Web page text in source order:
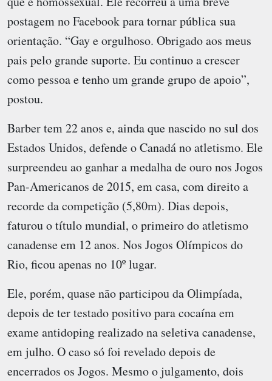
postagem no Facebook para tornar pública sua
orientação. “Gay e orgulhoso. Obrigado aos meus
pais pelo grande suporte. Eu continuo a crescer
como pessoa e tenho um grande grupo de apoio”,
postou.
Barber tem 22 anos e, ainda que nascido no sul dos
Estados Unidos, defende o Canadá no atletismo. Ele
surpreendeu ao ganhar a medalha de ouro nos Jogos
Pan-Americanos de 2015, em casa, com direito a
recorde da competição (5,80m). Dias depois,
faturou o título mundial, o primeiro do atletismo
canadense em 12 anos. Nos Jogos Olímpicos do
Rio, ficou apenas no 10º lugar.
Ele, porém, quase não participou da Olimpíada,
depois de ter testado positivo para cocaína em
exame antidoping realizado na seletiva canadense,
em julho. O caso só foi revelado depois de
encerrados os Jogos. Mesmo o julgamento, dois